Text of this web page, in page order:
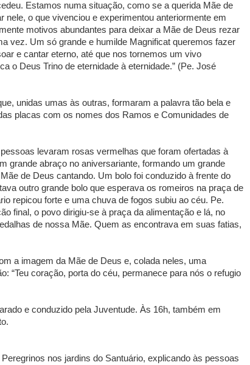
Estamos numa situação, como se a querida Mãe de
o que vivenciou e experimentou anteriormente em
motivos abundantes para deixar a Mãe de Deus rezar
vez. Um só grande e humilde Magnificat queremos fazer
e cantar eterno, até que nos tornemos um vivo
o Deus Trino de eternidade à eternidade.” (Pe. José
unidas umas às outras, formaram a palavra tão bela e
placas com os nomes dos Ramos e Comunidades de
levaram rosas vermelhas que foram ofertadas à
grande abraço no aniversariante, formando um grande
de Deus cantando. Um bolo foi conduzido à frente do
outro grande bolo que esperava os romeiros na praça de
repicou forte e uma chuva de fogos subiu ao céu. Pe.
final, o povo dirigiu-se à praça da alimentação e lá, no
de nossa Mãe. Quem as encontrava em suas fatias,
a imagem da Mãe de Deus e, colada neles, uma
“Teu coração, porta do céu, permanece para nós o refugio
e conduzido pela Juventude. Às 16h, também em
nos jardins do Santuário, explicando às pessoas